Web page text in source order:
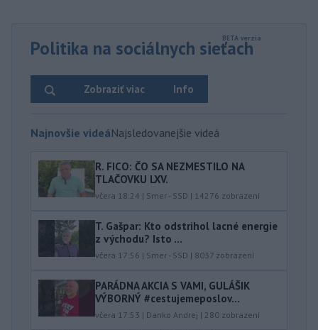
Politika na sociálnych sieťach
Info
Zobraziť viac
Najnovšie videáNajsledovanejšie videá
R. FICO: ČO SA NEZMESTILO NA
TLAČOVKU LXV.
včera 18:24 | Smer - SSD | 14276 zobrazení
T. Gašpar: Kto odstrihol lacné energie
z východu? Isto ...
včera 17:56 | Smer - SSD | 8037 zobrazení
PARÁDNA AKCIA S VAMI, GULÁŠIK
VÝBORNÝ #cestujemeposlov...
včera 17:53 | Danko Andrej | 280 zobrazení